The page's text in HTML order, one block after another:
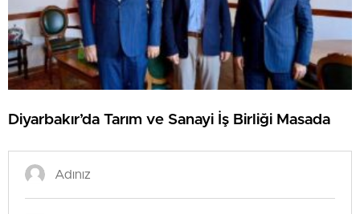
Diyarbakır’da Tarım ve Sanayi İş Birliği Masada